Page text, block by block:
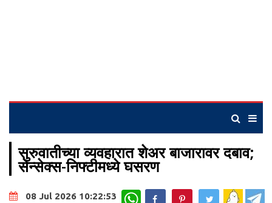
सुरुवातीच्या व्यवहारात शेअर बाजारावर दबाव;
सेन्सेक्स-निफ्टीमध्ये घसरण
08 Jul 2026 10:22:53 WhatsApp